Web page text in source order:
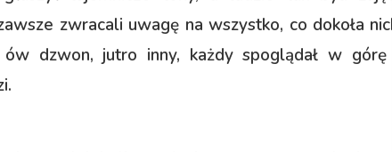
zwracali uwagę na wszystko, co dokoła
ów dzwon, jutro inny, każdy spoglądał w